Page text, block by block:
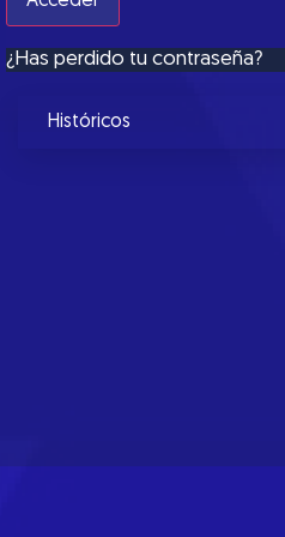
¿Has perdido tu contraseña?
Históricos